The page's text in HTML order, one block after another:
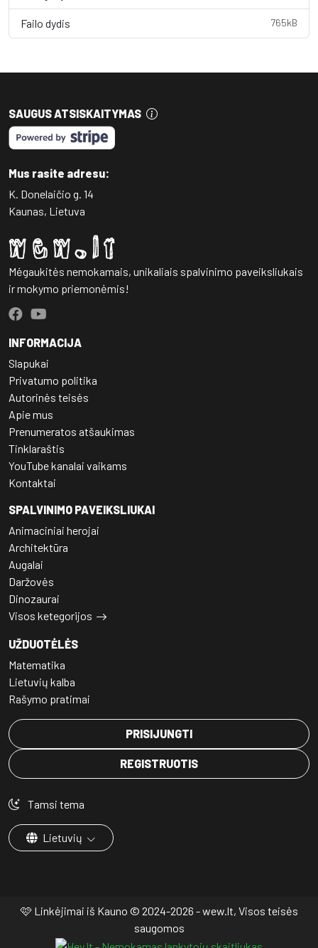
Failo dydis 765kB
SAUGUS ATSISKAITYMAS
Mus rasite adresu:
K. Donelaičio g. 14
Kaunas, Lietuva
Mėgaukitės nemokamais, unikaliais spalvinimo paveiksliukais
ir mokymo priemonėmis!
INFORMACIJA
Slapukai
Privatumo politika
Autorinės teisės
Apie mus
Prenumeratos atšaukimas
Tinklaraštis
YouTube kanalai vaikams
Kontaktai
SPALVINIMO PAVEIKSLIUKAI
Animaciniai herojai
Architektūra
Augalai
Daržovės
Dinozaurai
Visos ketegorijos
UŽDUOTĖLĖS
Matematika
Lietuvių kalba
Rašymo pratimai
PRISIJUNGTI
REGISTRUOTIS
Tamsi tema
Lietuvių
🩷 Linkėjimai iš Kauno © 2024-2026 - wew.lt, Visos teisės
saugomos